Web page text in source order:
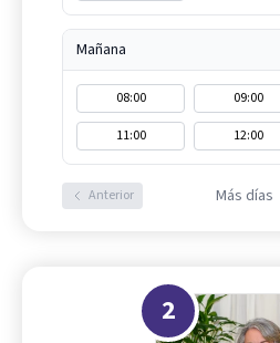
Mañana
08:00 09:00
11:00
12:00
Anterior Más días
2